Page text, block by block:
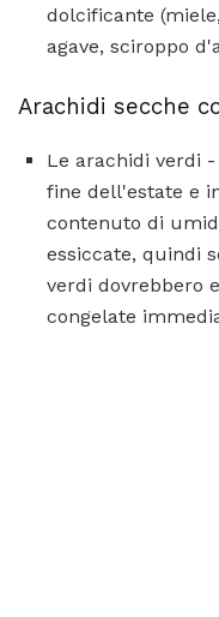
dolcificante
agave, sciroppo
Arachidi secche
Le arachidi verdi
fine dell'estate e
contenuto di
essiccate, quindi
verdi dovrebbero
congelate